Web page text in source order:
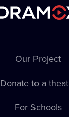
Our Project
Donate to a
For Schools